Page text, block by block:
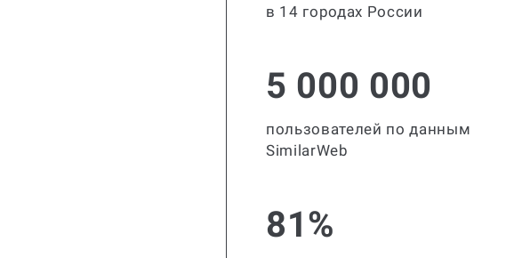
в 14 городах России
5 000 000
пользователей по данным
SimilarWeb
81%